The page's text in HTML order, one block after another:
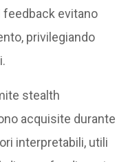
evitano
privilegiando
stealth
acquisite durante
interpretabili, utili